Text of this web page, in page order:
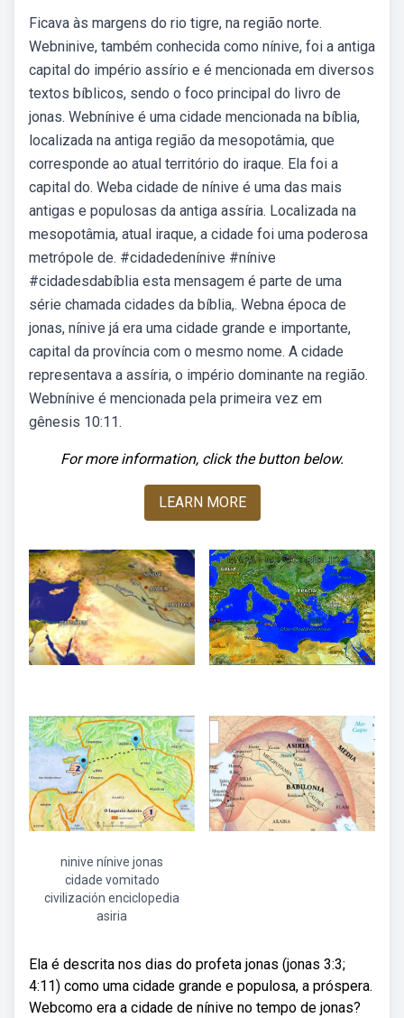
Ficava às margens do rio tigre, na região norte.
Webninive, também conhecida como nínive, foi a antiga
capital do império assírio e é mencionada em diversos
textos bíblicos, sendo o foco principal do livro de
jonas. Webnínive é uma cidade mencionada na bíblia,
localizada na antiga região da mesopotâmia, que
corresponde ao atual território do iraque. Ela foi a
capital do. Weba cidade de nínive é uma das mais
antigas e populosas da antiga assíria. Localizada na
mesopotâmia, atual iraque, a cidade foi uma poderosa
metrópole de. #cidadedenínive #nínive
#cidadesdabíblia esta mensagem é parte de uma
série chamada cidades da bíblia,. Webna época de
jonas, nínive já era uma cidade grande e importante,
capital da província com o mesmo nome. A cidade
representava a assíria, o império dominante na região.
Webnínive é mencionada pela primeira vez em
gênesis 10:11.
For more information, click the button below.
LEARN MORE
ninive nínive jonas
cidade vomitado
civilización enciclopedia
asiria
Ela é descrita nos dias do profeta jonas (jonas 3:3;
4:11) como uma cidade grande e populosa, a próspera.
Webcomo era a cidade de nínive no tempo de jonas?